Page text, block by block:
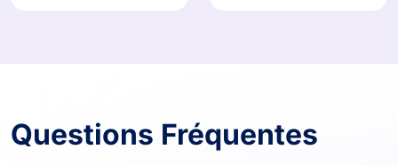
Questions Fréquentes